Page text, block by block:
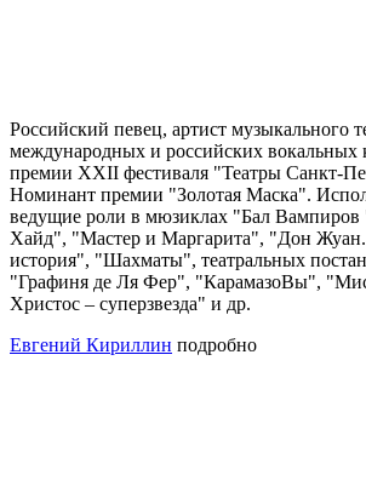
Российский певец, артист музыкального
международных и российских вокальных
премии XXII фестиваля "Театры Санкт-
Номинант премии "Золотая Маска".
ведущие роли в мюзиклах "Бал
Хайд", "Мастер и Маргарита", "Дон Жуан.
история", "Шахматы", театральных
"Графиня де Ля Фер", "КарамазоВы",
Христос – суперзвезда" и др.
Евгений Кириллин подробно